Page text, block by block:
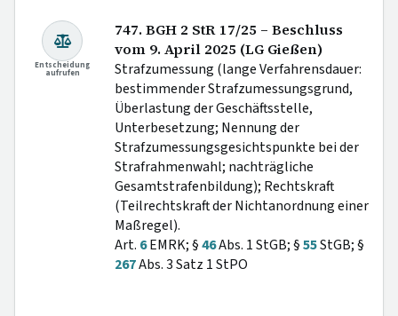
Entscheidung
aufrufen
747. BGH 2 StR 17/25 – Beschluss
vom 9. April 2025 (LG Gießen)
Strafzumessung (lange Verfahrensdauer:
bestimmender Strafzumessungsgrund,
Überlastung der Geschäftsstelle,
Unterbesetzung; Nennung der
Strafzumessungsgesichtspunkte bei der
Strafrahmenwahl; nachträgliche
Gesamtstrafenbildung); Rechtskraft
(Teilrechtskraft der Nichtanordnung einer
Maßregel).
Art. 6EMRK; §46Abs. 1 StGB; §55StGB; §
267Abs. 3 Satz 1 StPO